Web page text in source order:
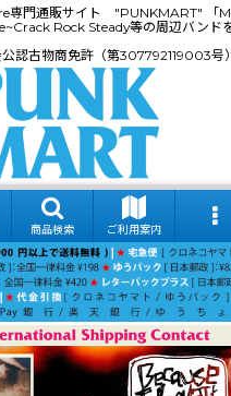
専門通販サイト "PUNKMART" 「
Rock Steady等の周辺バンドを
認古物商免許（第307792119003号
商品検索 ご利用案内